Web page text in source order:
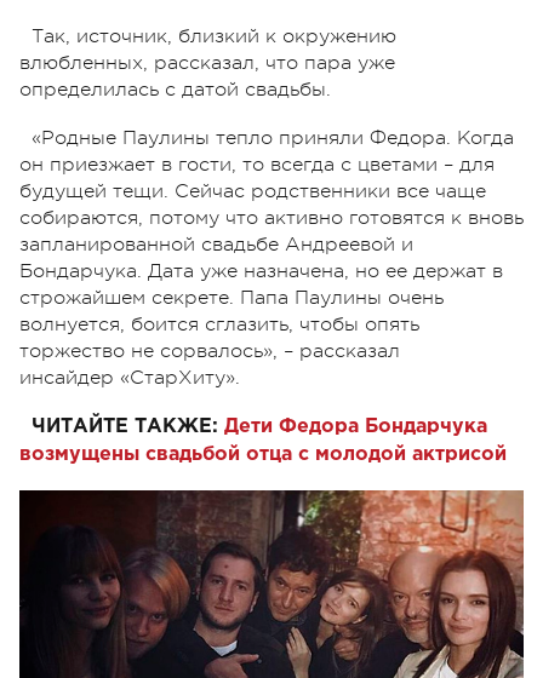
Так, источник, близкий к окружению
влюбленных, рассказал, что пара уже
определилась с датой свадьбы.
«Родные Паулины тепло приняли Федора. Когда
он приезжает в гости, то всегда с цветами – для
будущей тещи. Сейчас родственники все чаще
собираются, потому что активно готовятся к вновь
запланированной свадьбе Андреевой и
Бондарчука. Дата уже назначена, но ее держат в
строжайшем секрете. Папа Паулины очень
волнуется, боится сглазить, чтобы опять
торжество не сорвалось», – рассказал
инсайдер «СтарХиту».
ЧИТАЙТЕ ТАКЖЕ: Дети Федора Бондарчука
возмущены свадьбой отца с молодой актрисой